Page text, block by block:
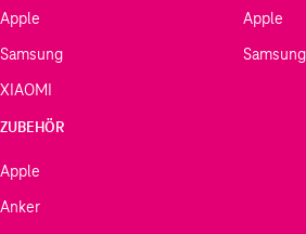
Apple
Samsung
XIAOMI
Apple
Samsung
ZUBEHÖR
Apple
Anker